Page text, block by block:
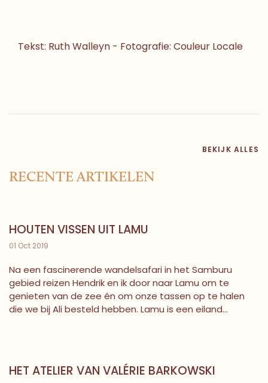
Tekst: Ruth Walleyn - Fotografie: Couleur Locale
RECENTE ARTIKELEN
BEKIJK ALLES
HOUTEN VISSEN UIT LAMU
01 Oct 2019
Na een fascinerende wandelsafari in het Samburu
gebied reizen Hendrik en ik door naar Lamu om te
genieten van de zee én om onze tassen op te halen
die we bij Ali besteld hebben. Lamu is een eiland...
HET ATELIER VAN VALÉRIE BARKOWSKI